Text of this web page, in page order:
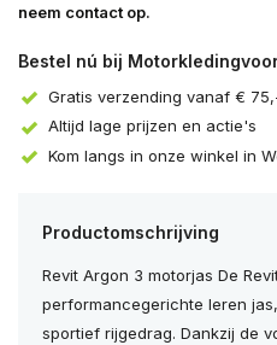
neem contact op.
Bestel nú bij
Gratis verzending vanaf €
Altijd lage prijzen en actie's
Kom langs in onze winkel in
Productomschrijving
Revit Argon 3 motorjas De
performancegerichte leren
sportief rijgedrag. Dankzij de